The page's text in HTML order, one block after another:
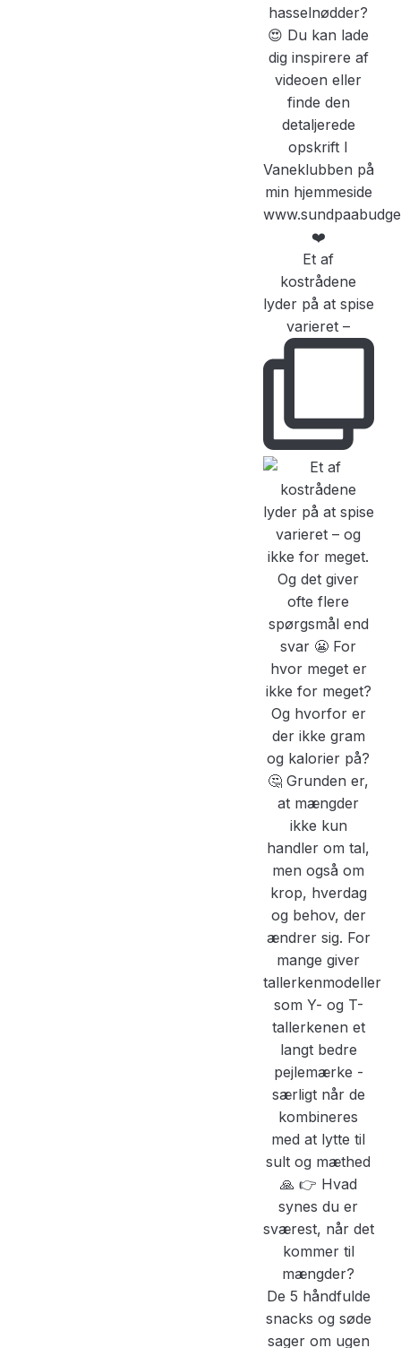
Et af
kostrådene
lyder på at spise
varieret –
De 5 håndfulde
snacks og søde
sager om ugen